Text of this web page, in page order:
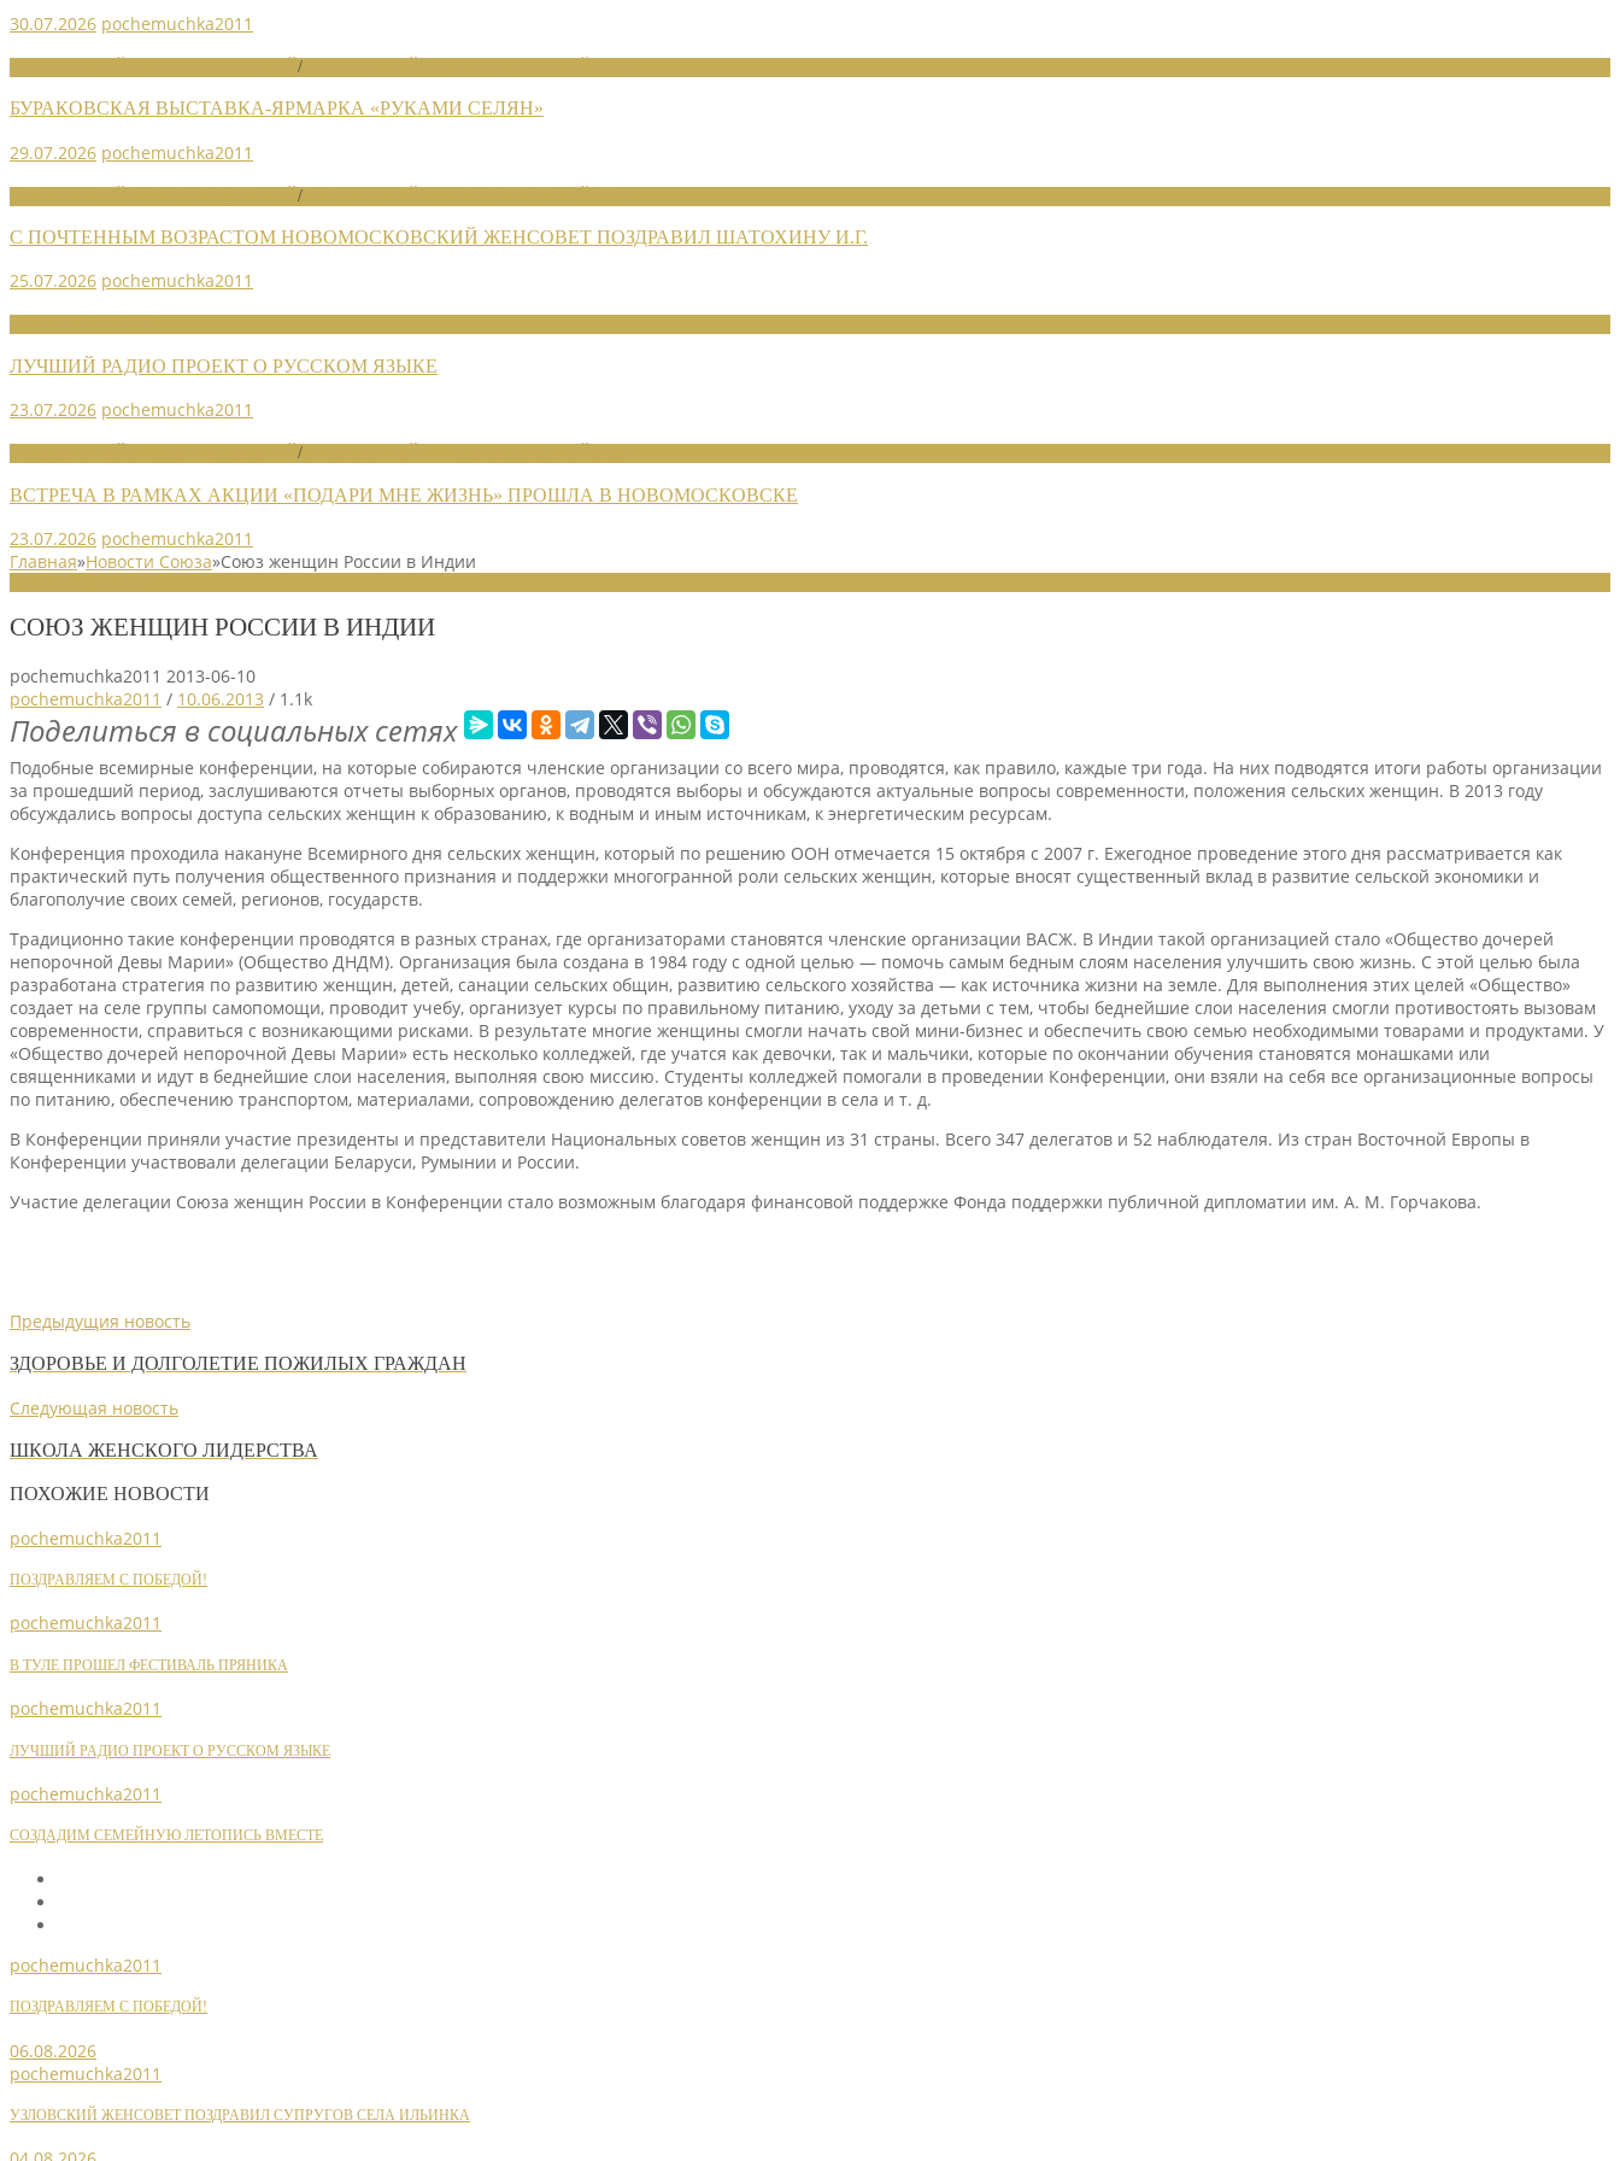
30.07.2026 pochemuchka2011
/
БУРАКОВСКАЯ ВЫСТАВКА-ЯРМАРКА «РУКАМИ СЕЛЯН»
29.07.2026 pochemuchka2011
/
С ПОЧТЕННЫМ ВОЗРАСТОМ НОВОМОСКОВСКИЙ ЖЕНСОВЕТ ПОЗДРАВИЛ ШАТОХИНУ И.Г.
25.07.2026 pochemuchka2011
ЛУЧШИЙ РАДИО ПРОЕКТ О РУССКОМ ЯЗЫКЕ
23.07.2026 pochemuchka2011
/
ВСТРЕЧА В РАМКАХ АКЦИИ «ПОДАРИ МНЕ ЖИЗНЬ» ПРОШЛА В НОВОМОСКОВСКЕ
23.07.2026 pochemuchka2011
Главная»Новости Союза»Союз женщин России в Индии
СОЮЗ ЖЕНЩИН РОССИИ В ИНДИИ
pochemuchka2011 2013-06-10
pochemuchka2011 / 10.06.2013 / 1.1k
Поделиться в социальных сетях
Подобные всемирные конференции, на которые собираются членские организации со всего мира, проводятся, как правило, каждые три года. На них подводятся итоги работы организации
за прошедший период, заслушиваются отчеты выборных органов, проводятся выборы и обсуждаются актуальные вопросы современности, положения сельских женщин. В 2013 году
обсуждались вопросы доступа сельских женщин к образованию, к водным и иным источникам, к энергетическим ресурсам.
Конференция проходила накануне Всемирного дня сельских женщин, который по решению ООН отмечается 15 октября с 2007 г. Ежегодное проведение этого дня рассматривается как
практический путь получения общественного признания и поддержки многогранной роли сельских женщин, которые вносят существенный вклад в развитие сельской экономики и
благополучие своих семей, регионов, государств.
Традиционно такие конференции проводятся в разных странах, где организаторами становятся членские организации ВАСЖ. В Индии такой организацией стало «Общество дочерей
непорочной Девы Марии» (Общество ДНДМ). Организация была создана в 1984 году с одной целью — помочь самым бедным слоям населения улучшить свою жизнь. С этой целью была
разработана стратегия по развитию женщин, детей, санации сельских общин, развитию сельского хозяйства — как источника жизни на земле. Для выполнения этих целей «Общество»
создает на селе группы самопомощи, проводит учебу, организует курсы по правильному питанию, уходу за детьми с тем, чтобы беднейшие слои населения смогли противостоять вызовам
современности, справиться с возникающими рисками. В результате многие женщины смогли начать свой мини-бизнес и обеспечить свою семью необходимыми товарами и продуктами. У
«Общество дочерей непорочной Девы Марии» есть несколько колледжей, где учатся как девочки, так и мальчики, которые по окончании обучения становятся монашками или
священниками и идут в беднейшие слои населения, выполняя свою миссию. Студенты колледжей помогали в проведении Конференции, они взяли на себя все организационные вопросы
по питанию, обеспечению транспортом, материалами, сопровождению делегатов конференции в села и т. д.
В Конференции приняли участие президенты и представители Национальных советов женщин из 31 страны. Всего 347 делегатов и 52 наблюдателя. Из стран Восточной Европы в
Конференции участвовали делегации Беларуси, Румынии и России.
Участие делегации Союза женщин России в Конференции стало возможным благодаря финансовой поддержке Фонда поддержки публичной дипломатии им. А. М. Горчакова.
Предыдущия новость
ЗДОРОВЬЕ И ДОЛГОЛЕТИЕ ПОЖИЛЫХ ГРАЖДАН
Следующая новость
ШКОЛА ЖЕНСКОГО ЛИДЕРСТВА
ПОХОЖИЕ НОВОСТИ
pochemuchka2011
ПОЗДРАВЛЯЕМ С ПОБЕДОЙ!
pochemuchka2011
В ТУЛЕ ПРОШЕЛ ФЕСТИВАЛЬ ПРЯНИКА
pochemuchka2011
ЛУЧШИЙ РАДИО ПРОЕКТ О РУССКОМ ЯЗЫКЕ
pochemuchka2011
СОЗДАДИМ СЕМЕЙНУЮ ЛЕТОПИСЬ ВМЕСТЕ
pochemuchka2011
ПОЗДРАВЛЯЕМ С ПОБЕДОЙ!
06.08.2026
pochemuchka2011
УЗЛОВСКИЙ ЖЕНСОВЕТ ПОЗДРАВИЛ СУПРУГОВ СЕЛА ИЛЬИНКА